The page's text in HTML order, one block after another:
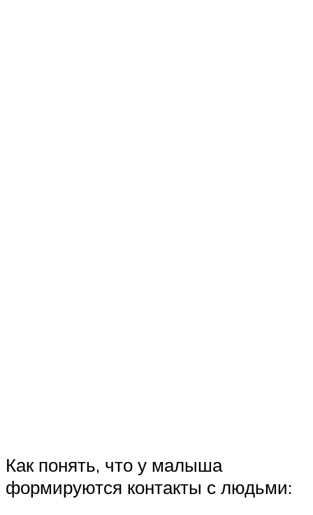
Как понять, что у малыша
формируются контакты с людьми: